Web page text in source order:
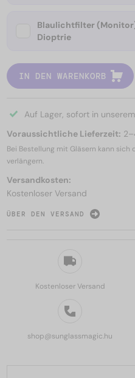
Kostenloser Versand
shop@sunglassmagic.hu
Blaulichtfilter
Dioptrie
IN DEN WARENKORB
Auf Lager, sofort in
Voraussichtliche Lieferzeit:
Bei Bestellung mit Gläsern kann sich
verlängern.
Versandkosten:
Kostenloser Versand
ÜBER DEN VERSAND